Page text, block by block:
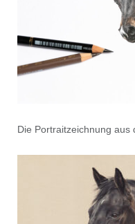
Die Portraitzeichnung aus